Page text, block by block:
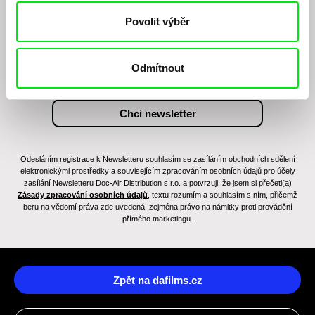
Povolit výběr
Odmítnout
Chcete být pravidelně informováni o novinkách v
junior programu?
Odesláním registrace k Newsletteru souhlasím se zasíláním obchodních sdělení
elektronickými prostředky a souvisejícím zpracováním osobních údajů pro účely
zasílání Newsletteru Doc-Air Distribution s.r.o. a potvrzuji, že jsem si přečetl(a)
Zásady zpracování osobních údajů , textu rozumím a souhlasím s ním, přičemž
beru na vědomí práva zde uvedená, zejména právo na námitky proti provádění
přímého marketingu.
Zpět na dafilms.cz